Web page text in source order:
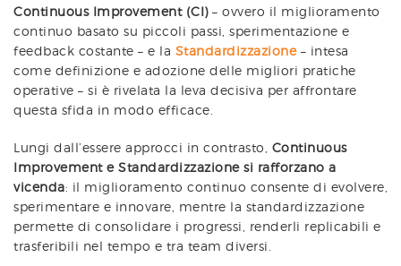
Continuous Improvement (CI)– ovvero il miglioramento
continuo basato su piccoli passi, sperimentazione e
feedback costante – e la Standardizzazione – intesa
come definizione e adozione delle migliori pratiche
operative – si è rivelata la leva decisiva per affrontare
questa sfida in modo efficace.
Lungi dall’essere approcci in contrasto, Continuous
Improvemente Standardizzazione si rafforzano a
vicenda: il miglioramento continuo consente di evolvere,
sperimentare e innovare, mentre la standardizzazione
permette di consolidare i progressi, renderli replicabili e
trasferibili nel tempo e tra team diversi.